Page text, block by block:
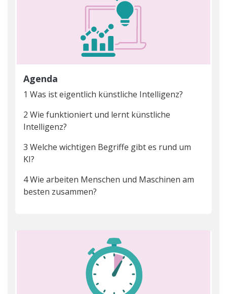
Agenda
1 Was ist eigentlich künstliche Intelligenz?
2 Wie funktioniert und lernt künstliche
Intelligenz?
3 Welche wichtigen Begriffe gibt es rund um
KI?
4 Wie arbeiten Menschen und Maschinen am
besten zusammen?